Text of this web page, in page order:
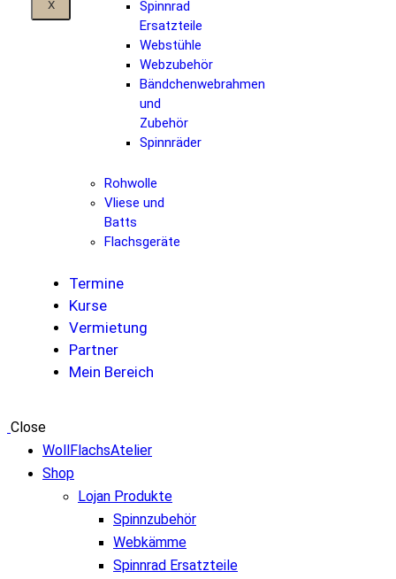
X
Spinnrad
Ersatzteile
Webstühle
Webzubehör
Bändchenwebrahmen
und
Zubehör
Spinnräder
Rohwolle
Vliese und
Batts
Flachsgeräte
Termine
Kurse
Vermietung
Partner
Mein Bereich
Close
WollFlachsAtelier
Shop
Lojan Produkte
Spinnzubehör
Webkämme
Spinnrad Ersatzteile